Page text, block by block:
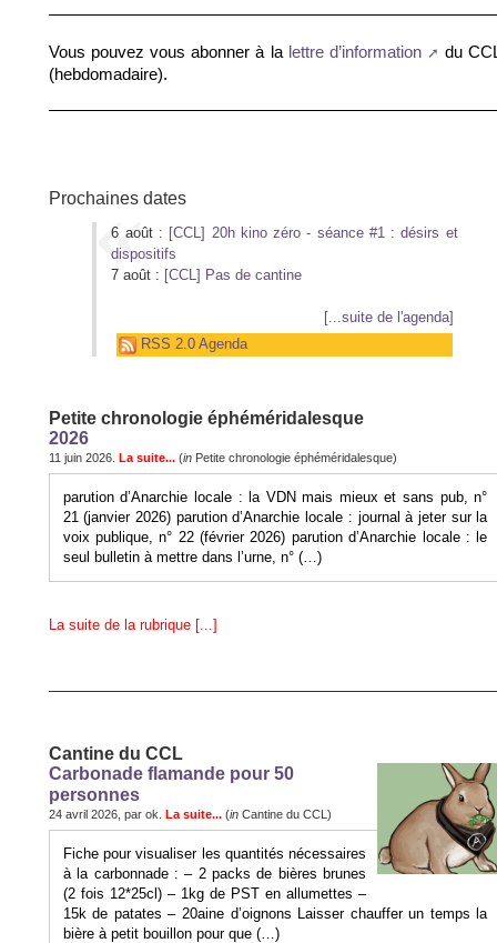
Vous pouvez vous abonner à la lettre d’information
du
(hebdomadaire).
Prochaines dates
6 août : [CCL] 20h kino zéro - séance #1 : désirs et
dispositifs
7 août : [CCL] Pas de cantine
[...suite de l'agenda]
RSS 2.0 Agenda
Petite chronologie éphéméridalesque
2026
11 juin 2026. La suite... (in Petite chronologie éphéméridalesque)
parution d’Anarchie locale : la VDN mais mieux et sans pub, n°
21 (janvier 2026) parution d’Anarchie locale : journal à jeter sur la
voix publique, n° 22 (février 2026) parution d’Anarchie locale : le
seul bulletin à mettre dans l’urne, n° (…)
La suite de la rubrique [...]
Cantine du CCL
Carbonade flamande pour 50
personnes
24 avril 2026, par ok. La suite... (in Cantine du CCL)
Fiche pour visualiser les quantités nécessaires
à la carbonnade : – 2 packs de bières brunes
(2 fois 12*25cl) – 1kg de PST en allumettes –
15k de patates – 20aine d’oignons Laisser chauffer un temps la
bière à petit bouillon pour que (…)